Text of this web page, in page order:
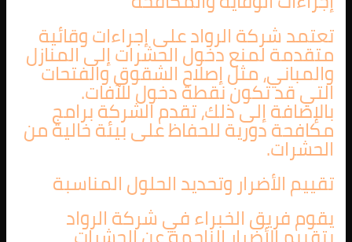
تعتمد شركة الرواد على إجراءات وقائية
متقدمة لمنع دخول الحشرات إلى المنازل
والمباني، مثل إصلاح الشقوق والفتحات
التي قد تكون نقطة دخول للآفات.
بالإضافة إلى ذلك، تقدم الشركة برامج
مكافحة دورية للحفاظ على بيئة خالية من
الحشرات.
تقييم الأضرار وتحديد الحلول المناسبة
يقوم فريق الخبراء في شركة الرواد